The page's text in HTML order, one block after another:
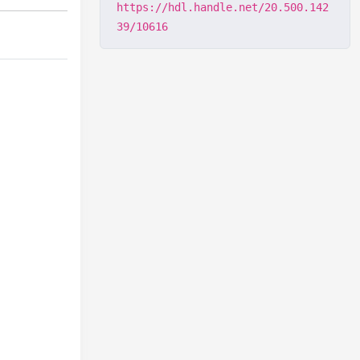
https://hdl.handle.net/20.500.142
39/10616